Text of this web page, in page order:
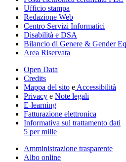
Ufficio stampa
Redazione Web
Centro Servizi Informatici
Disabilità e DSA
Bilancio di Genere & Gender
Area Riservata
Open Data
Credits
Mappa del sito e Accessibilità
Privacy e Note legali
E-learning
Fatturazione elettronica
Informativa sul trattamento dati
5 per mille
Amministrazione trasparente
Albo online